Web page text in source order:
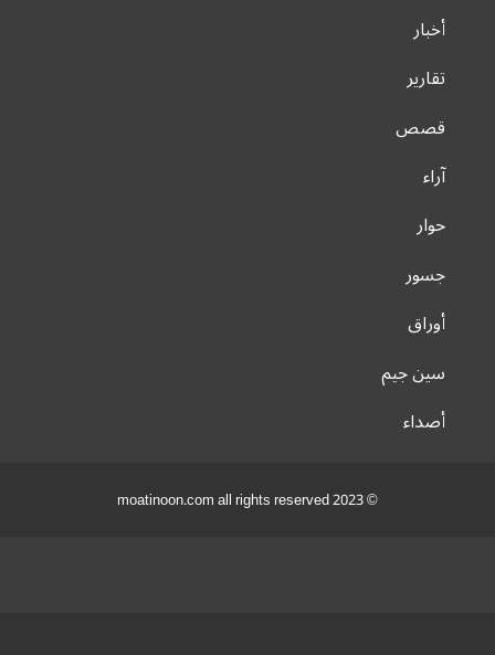
أخبار
تقارير
قصص
آراء
حوار
جسور
أوراق
سين جيم
أصداء
© 2023 moatinoon.com all rights reserved